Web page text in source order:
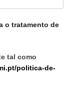
o tratamento de
tal como
politica-de-